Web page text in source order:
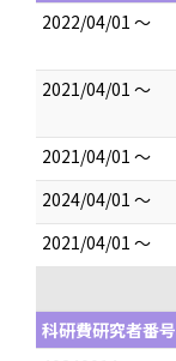
2022/04/01 ～
2021/04/01 ～
2021/04/01 ～
2024/04/01 ～
2021/04/01 ～
科研費研究者番号